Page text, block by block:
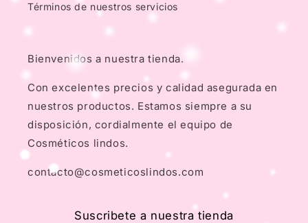
Términos de nuestros servicios
Bienvenidos a nuestra tienda.
Con excelentes precios y calidad asegurada en
nuestros productos. Estamos siempre a su
disposición, cordialmente el equipo de
Cosméticos lindos.
contacto@cosmeticoslindos.com
Suscribete a nuestra tienda